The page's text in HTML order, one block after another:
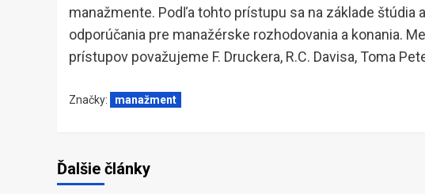
manažmente. Podľa tohto prístupu sa na základe štúdia
odporúčania pre manažérske rozhodovania a konania.
prístupov považujeme F. Druckera, R.C. Davisa, Toma
Značky: manažment
Ďalšie články